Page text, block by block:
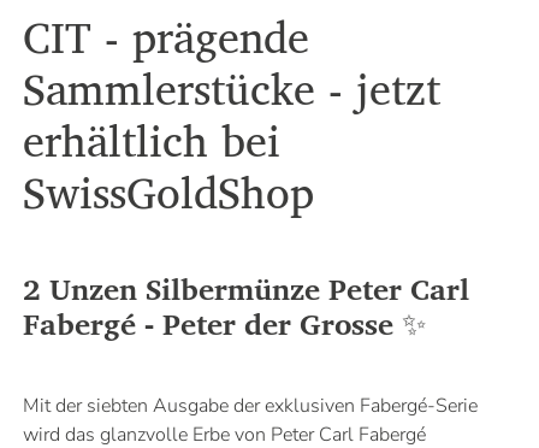
CIT - prägende
Sammlerstücke - jetzt
erhältlich bei
SwissGoldShop
2 Unzen Silbermünze Peter Carl
Fabergé - Peter der Grosse✨
Mit der siebten Ausgabe der exklusiven Fabergé-Serie
wird das glanzvolle Erbe von Peter Carl Fabergé